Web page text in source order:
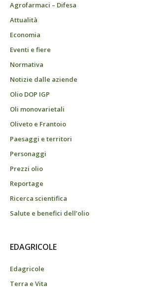
Agrofarmaci – Difesa
Attualità
Economia
Eventi e fiere
Normativa
Notizie dalle aziende
Olio DOP IGP
Oli monovarietali
Oliveto e Frantoio
Paesaggi e territori
Personaggi
Prezzi olio
Reportage
Ricerca scientifica
Salute e benefici dell’olio
EDAGRICOLE
Edagricole
Terra e Vita